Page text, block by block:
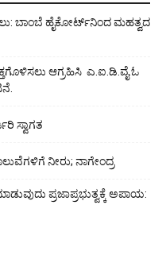
ಬಾಂಬೆ ಹೈಕೋರ್ಟ್‌ನಿಂದ ಮಹತ್ವದ
ಆಗ್ರಹಿಸಿ ಎ.ಐ.ಡಿ.ವೈ.ಓ
ಸ್ವಾಗತ
ನೀರು; ನಾಗೇಂದ್ರ
ಪ್ರಜಾಪ್ರಭುತ್ವಕ್ಕೆ ಅಪಾಯ: